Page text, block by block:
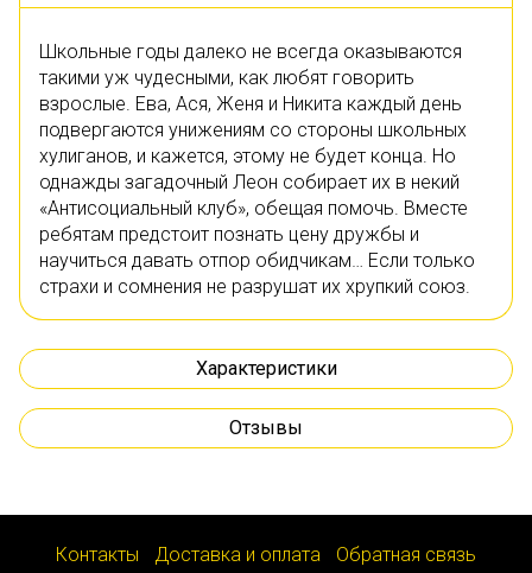
Школьные годы далеко не всегда оказываются
такими уж чудесными, как любят говорить
взрослые. Ева, Ася, Женя и Никита каждый день
подвергаются унижениям со стороны школьных
хулиганов, и кажется, этому не будет конца. Но
однажды загадочный Леон собирает их в некий
«Антисоциальный клуб», обещая помочь. Вместе
ребятам предстоит познать цену дружбы и
научиться давать отпор обидчикам… Если только
страхи и сомнения не разрушат их хрупкий союз.
Характеристики
Отзывы
Контакты Доставка и оплата
Обратная связь